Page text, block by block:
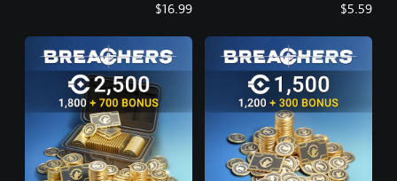
$5.59
$16.99